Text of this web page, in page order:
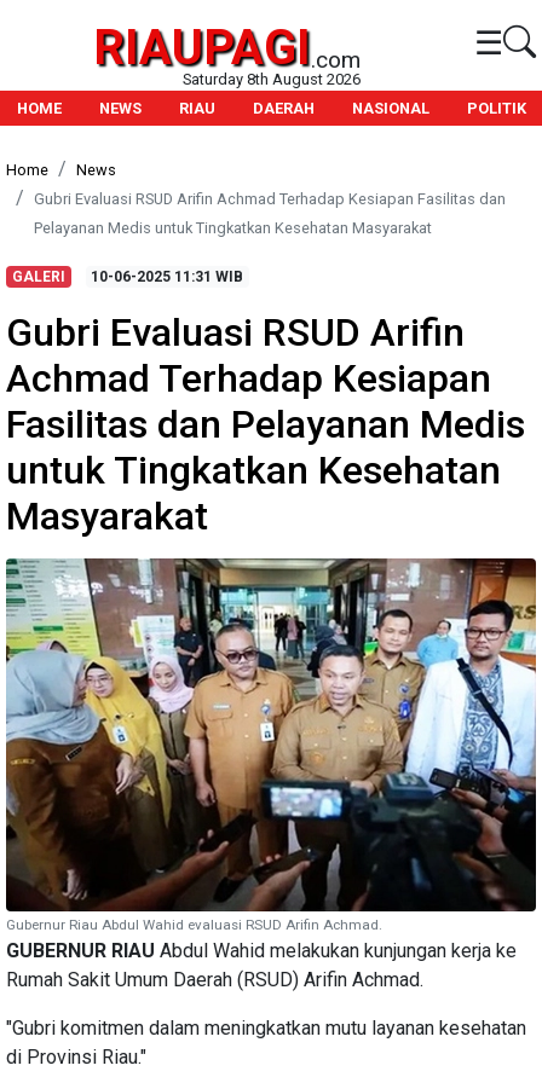
RIAUPAGI.com ☰
Saturday 8th August 2026
HOME
NEWS RIAU DAERAH NASIONAL POLITIK
Home
News
Gubri Evaluasi RSUD Arifin Achmad Terhadap Kesiapan Fasilitas dan
Pelayanan Medis untuk Tingkatkan Kesehatan Masyarakat
GALERI 10-06-2025 11:31 WIB
Gubri Evaluasi RSUD Arifin
Achmad Terhadap Kesiapan
Fasilitas dan Pelayanan Medis
untuk Tingkatkan Kesehatan
Masyarakat
Gubernur Riau Abdul Wahid evaluasi RSUD Arifin Achmad.
GUBERNUR RIAU Abdul Wahid melakukan kunjungan kerja ke
Rumah Sakit Umum Daerah (RSUD) Arifin Achmad.
"Gubri komitmen dalam meningkatkan mutu layanan kesehatan
di Provinsi Riau."